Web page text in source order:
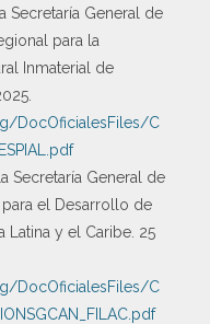
Secretaría General de
para la
Inmaterial de
DocOficialesFiles/C
Secretaría General de
el Desarrollo de
Latina y el Caribe. 25
DocOficialesFiles/C